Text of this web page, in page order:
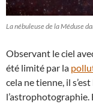
La nébuleuse de la Méduse
Observant le ciel
été limité par la
cela ne tienne, il
l’astrophotographie.